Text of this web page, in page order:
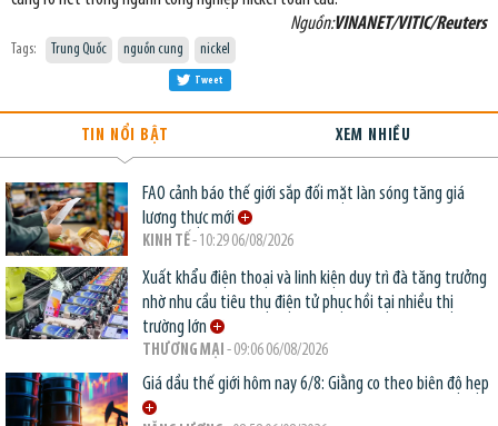
Nguồn:VINANET/VITIC/Reuters
Tags: Trung Quốc nguồn cung nickel
Tweet
TIN NỔI BẬT XEM NHIỀU
FAO cảnh báo thế giới sắp đối mặt làn sóng tăng giá
lương thực mới
KINH TẾ- 10:29 06/08/2026
Xuất khẩu điện thoại và linh kiện duy trì đà tăng trưởng
nhờ nhu cầu tiêu thụ điện tử phục hồi tại nhiều thị
trường lớn
THƯƠNG MẠI - 09:06 06/08/2026
Giá dầu thế giới hôm nay 6/8: Giằng co theo biên độ hẹp